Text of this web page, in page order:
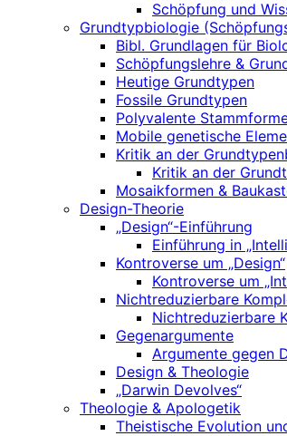
Schöpfung und
Grundtypbiologie
Bibl. Grundlagen für
Schöpfungslehre &
Heutige Grundtypen
Fossile Grundtypen
Polyvalente
Mobile genetische
Kritik an der
Kritik an der
Mosaikformen &
Design-Theorie
„Design“-Einführung
Einführung in
Kontroverse um „Design“
Kontroverse um
Nichtreduzierbare
Nichtreduzierbare
Gegenargumente
Argumente gegen
Design & Theologie
„Darwin Devolves“
Theologie & Apologetik
Theistische Evolution